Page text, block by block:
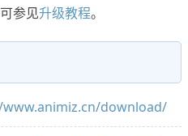
参见升级教程。
download/